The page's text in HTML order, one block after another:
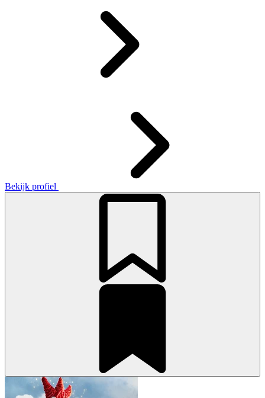
Bekijk profiel